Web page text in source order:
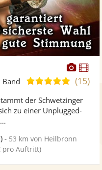
Fotos
4,9
5
Sternen
(15)
Band
der Schwetzinger
zu einer Unplugged-
- 53 km von Heilbronn
pro Auftritt)